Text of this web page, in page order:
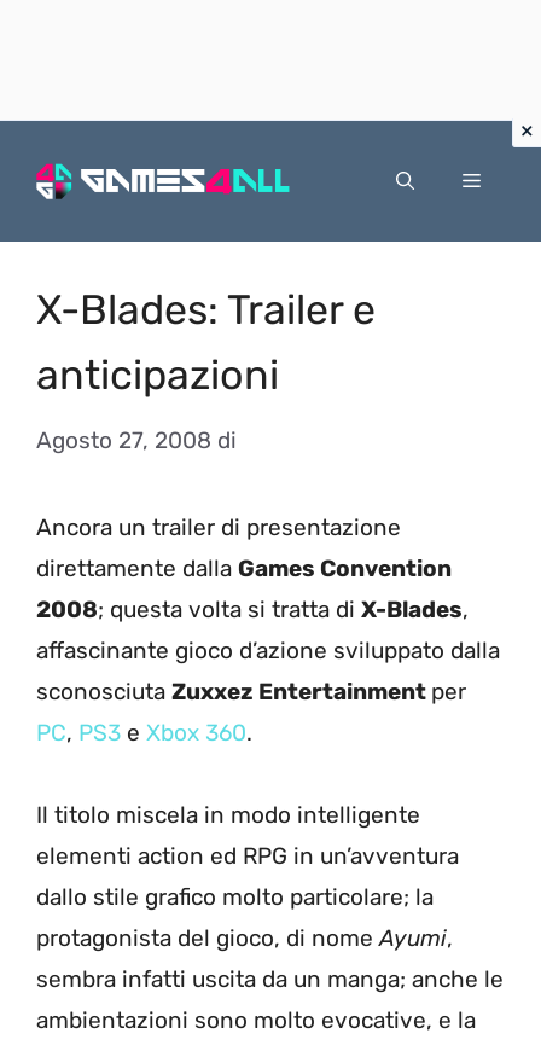
Menu
X-Blades: Trailer e
anticipazioni
Agosto 27, 2008 di
Ancora un trailer di presentazione
direttamente dalla Games Convention
2008; questa volta si tratta di X-Blades,
affascinante gioco d’azione sviluppato dalla
sconosciuta Zuxxez Entertainment per
PC, PS3 e Xbox 360.
Il titolo miscela in modo intelligente
elementi action ed RPG in un’avventura
dallo stile grafico molto particolare; la
protagonista del gioco, di nomeAyumi,
sembra infatti uscita da un manga; anche le
ambientazioni sono molto evocative, e la